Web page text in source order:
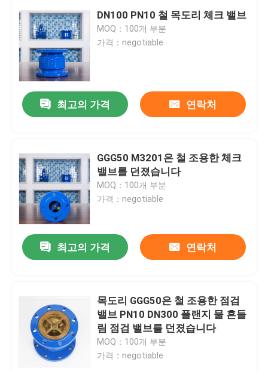
DN100 PN10 철 목도리 체크 밸브
MOQ：100개 부분
가격：negotiable
최고의 가격 연락처
GGG50 M3201은 철 조용한 체크
밸브를 던졌습니다
MOQ：100개 부분
가격：negotiable
최고의 가격 연락처
목도리 GGG50은 철 조용한 점검
밸브 PN10 DN300 플랜지 물 흔들
림 점검 밸브를 던졌습니다
MOQ：100개 부분
가격：negotiable